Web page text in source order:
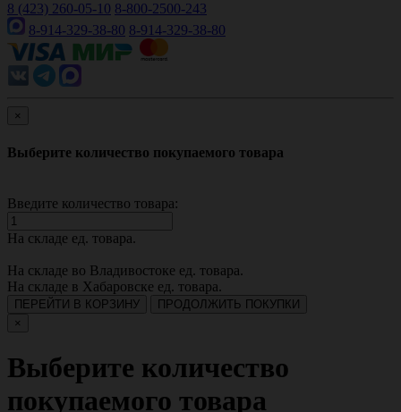
8 (423) 260-05-10 8-800-2500-243
8-914-329-38-80 8-914-329-38-80
×
Выберите количество покупаемого товара
Введите количество товара:
На складе ед. товара.
На складе во Владивостоке ед. товара.
На складе в Хабаровске ед. товара.
ПЕРЕЙТИ В КОРЗИНУ
ПРОДОЛЖИТЬ ПОКУПКИ
×
Выберите количество
покупаемого товара